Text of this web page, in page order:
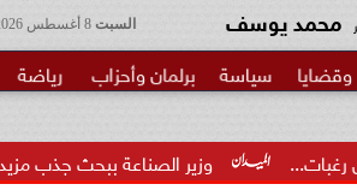
السبت محمد يوسف
وقضايا سياسة برلمان وأحزاب رياضة
وزير الصناعة ببحث جذب مزيد من الشركات